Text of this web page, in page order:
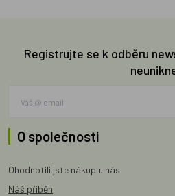
Registrujte se k odběru
O společnosti
Ohodnotili jste nákup u nás
Náš příběh